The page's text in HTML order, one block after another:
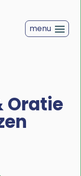
menu
Oratie